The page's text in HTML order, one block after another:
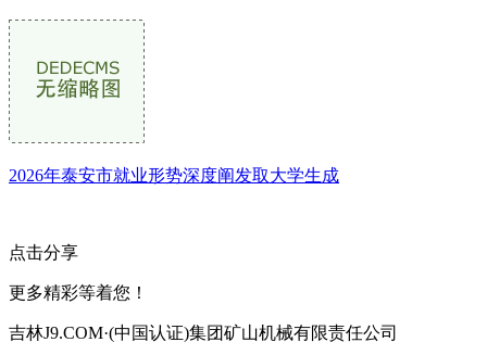
2026年泰安市就业形势深度阐发取大学生成
点击分享
更多精彩等着您！
吉林J9.COM·(中国认证)集团矿山机械有限责任公司